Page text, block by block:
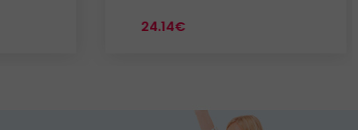
28.96€